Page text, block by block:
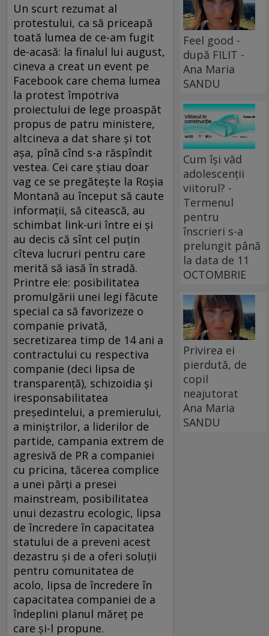
Un scurt rezumat al
protestului, ca să priceapă
toată lumea de ce-am fugit
de-acasă: la finalul lui august,
cineva a creat un event pe
Facebook care chema lumea
la protest împotriva
proiectului de lege proaspăt
propus de patru ministere,
altcineva a dat share şi tot
aşa, pînă cînd s-a răspîndit
vestea. Cei care ştiau doar
vag ce se pregăteşte la Roşia
Montană au început să caute
informaţii, să citească, au
schimbat link-uri între ei şi
au decis că sînt cel puţin
cîteva lucruri pentru care
merită să iasă în stradă.
Printre ele: posibilitatea
promulgării unei legi făcute
special ca să favorizeze o
companie privată,
secretizarea timp de 14 ani a
contractului cu respectiva
companie (deci lipsa de
transparenţă), schizoidia şi
iresponsabilitatea
preşedintelui, a premierului,
a miniştrilor, a liderilor de
partide, campania extrem de
agresivă de PR a companiei
cu pricina, tăcerea complice
a unei părţi a presei
mainstream, posibilitatea
unui dezastru ecologic, lipsa
de încredere în capacitatea
statului de a preveni acest
dezastru şi de a oferi soluţii
pentru comunitatea de
acolo, lipsa de încredere în
capacitatea companiei de a
îndeplini planul măreţ pe
care şi-l propune.
Feel good -
după FILIT -
Ana Maria
SANDU
Cum își văd
adolescenții
viitorul? -
Termenul
pentru
înscrieri s-a
prelungit până
la data de 11
OCTOMBRIE
Privirea ei
pierdută, de
copil
neajutorat
Ana Maria
SANDU